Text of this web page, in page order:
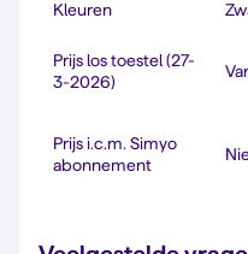
Kleuren
Prijs los toestel (27-
3-2026)
Prijs i.c.m. Simyo
abonnement